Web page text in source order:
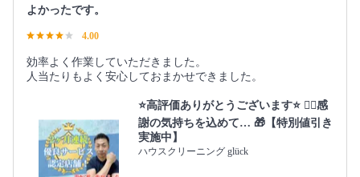
よかったです。
4.00
効率よく作業していただきました。
人当たりもよく安心しておまかせできました。
⭐️高評価ありがとうございます⭐️ 🙇‍♀️感
謝の気持ちを込めて… 🎁【特別値引き
実施中】
ハウスクリーニング glück